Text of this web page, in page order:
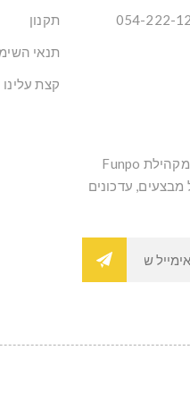
תקנון
תנאי
קצת עלינו
הירשם כדי להפוך לחלק מקהילת Funpo
עדכונים